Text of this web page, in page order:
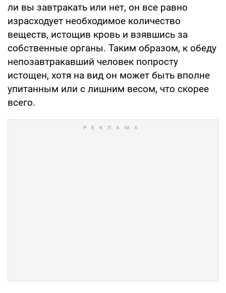
ли вы завтракать или нет, он все равно
израсходует необходимое количество
веществ, истощив кровь и взявшись за
собственные органы. Таким образом, к обеду
непозавтракавший человек попросту
истощен, хотя на вид он может быть вполне
упитанным или с лишним весом, что скорее
всего.